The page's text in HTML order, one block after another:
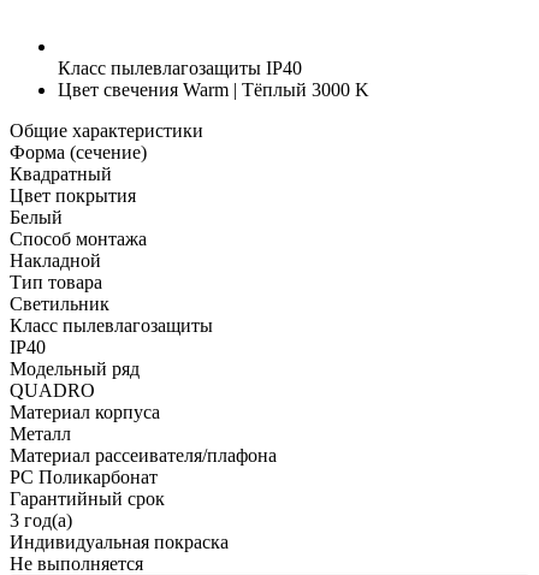
Класс пылевлагозащиты IP40
Цвет свечения Warm | Тёплый 3000 K
Общие характеристики
Форма (сечение)
Квадратный
Цвет покрытия
Белый
Способ монтажа
Накладной
Тип товара
Светильник
Класс пылевлагозащиты
IP40
Модельный ряд
QUADRO
Материал корпуса
Металл
Материал рассеивателя/плафона
PC Поликарбонат
Гарантийный срок
3 год(а)
Индивидуальная покраска
Не выполняется